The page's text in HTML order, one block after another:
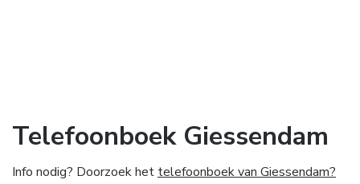
Telefoonboek Giessendam
Info nodig? Doorzoek het telefoonboek van Giessendam?